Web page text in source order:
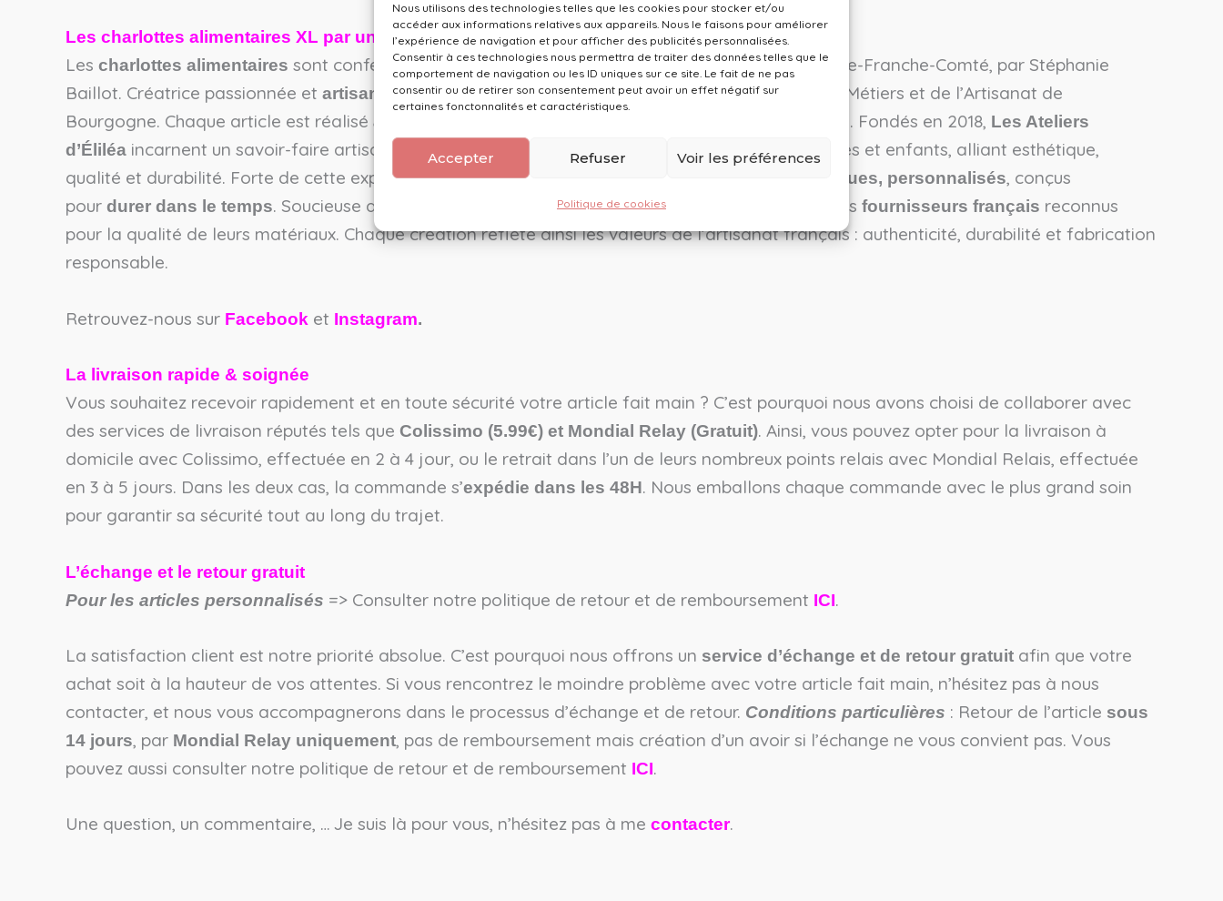
Nous utilisons des technologies telles que les cookies pour stocker et/ou
accéder aux informations relatives aux appareils. Nous le faisons pour améliorer
l’expérience de navigation et pour afficher des publicités personnalisées.
Consentir à ces technologies nous permettra de traiter des données telles que le
comportement de navigation ou les ID uniques sur ce site. Le fait de ne pas
consentir ou de retirer son consentement peut avoir un effet négatif sur
certaines fonctonnalités et caractéristiques.
Accepter Refuser Voir les préférences
Politique de cookies
Les charlottes alimentaires XL par une entreprise Française & expérimentée
Les charlottes alimentaires sont confectionnées avec le plus grand soin en France, en Bourgogne-Franche-Comté, par Stéphanie
Baillot. Créatrice passionnée et artisane expérimentée, elle est de fait inscrite à la Chambre des Métiers et de l’Artisanat de
Bourgogne. Chaque article est réalisé à la main , dans le respect du savoir-faire artisanal français. Fondés en 2018, Les Ateliers
d’Éliléa incarnent un savoir-faire artisanal dédié à la création d’accessoires de mode pour adultes et enfants, alliant esthétique,
qualité et durabilité. Forte de cette expertise, la marque développe aujourd’hui des
produits uniques, personnalisés, conçus
pour durer dans le temps. Soucieuse d’excellence et de valeurs éthiques, la créatrice privilégie des fournisseurs français reconnus
pour la qualité de leurs matériaux. Chaque création reflète ainsi les valeurs de l’artisanat français : authenticité, durabilité et fabrication
responsable.
Retrouvez-nous sur Facebook et Instagram.
La livraison rapide & soignée
Vous souhaitez recevoir rapidement et en toute sécurité votre article fait main ? C’est pourquoi nous avons choisi de collaborer avec
des services de livraison réputés tels que Colissimo (5.99€) et Mondial Relay (Gratuit). Ainsi, vous pouvez opter pour la livraison à
domicile avec Colissimo, effectuée en 2 à 4 jour, ou le retrait dans l’un de leurs nombreux points relais avec Mondial Relais, effectuée
en 3 à 5 jours. Dans les deux cas, la commande s’expédie dans les 48H. Nous emballons chaque commande avec le plus grand soin
pour garantir sa sécurité tout au long du trajet.
L’échange et le retour gratuit
Pour les articles personnalisés => Consulter notre politique de retour et de remboursement ICI.
La satisfaction client est notre priorité absolue. C’est pourquoi nous offrons un service d’échange et de retour gratuit afin que votre
achat soit à la hauteur de vos attentes. Si vous rencontrez le moindre problème avec votre article fait main, n’hésitez pas à nous
contacter, et nous vous accompagnerons dans le processus d’échange et de retour. Conditions particulières : Retour de l’article sous
14 jours, par Mondial Relay uniquement, pas de remboursement mais création d’un avoir si l’échange ne vous convient pas. Vous
pouvez aussi consulter notre politique de retour et de remboursement ICI.
Une question, un commentaire, … Je suis là pour vous, n’hésitez pas à me contacter.